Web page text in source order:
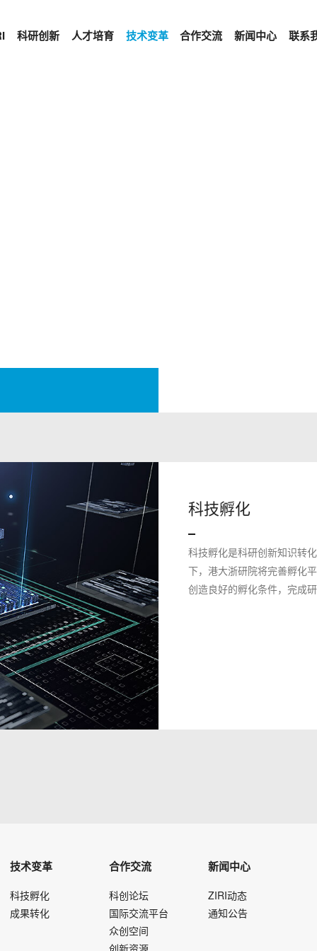
科研创新 人才培育 技术变革 合作交流 新闻中心 联系
科技孵化
科技孵化是科研创新知识转
下，港大浙研院将完善孵化
创造良好的孵化条件，完成
技术变革
科技孵化
成果转化
合作交流
科创论坛
国际交流平台
众创空间
创新资源
新闻中心
ZIRI动态
通知公告